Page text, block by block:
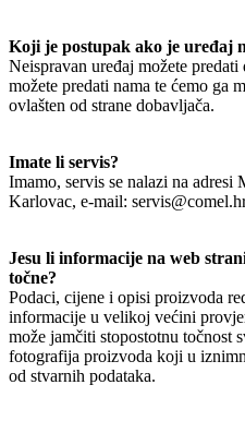
Koji je postupak ako je uređaj
Neispravan uređaj možete
možete predati nama te ćemo ga
ovlašten od strane dobavljača.
Imate li servis?
Imamo, servis se nalazi na
Karlovac, e-mail:
Jesu li informacije na web
točne?
Podaci, cijene i opisi proizvoda
informacije u velikoj većini
može jamčiti stopostotnu točnost
fotografija proizvoda koji u
od stvarnih podataka.